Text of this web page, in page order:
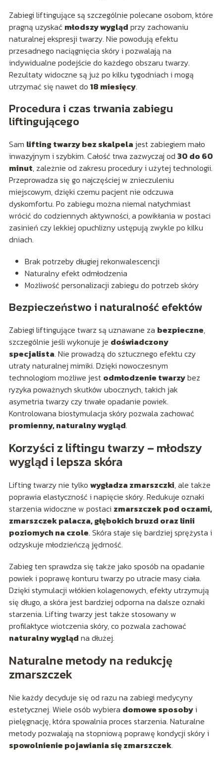
Zabiegi liftingujące są szczególnie polecane osobom, które
pragną uzyskać młodszy wygląd przy zachowaniu
naturalnej ekspresji twarzy. Nie powodują efektu
przesadnego naciągnięcia skóry i pozwalają na
indywidualne podejście do każdego obszaru twarzy.
Rezultaty widoczne są już po kilku tygodniach i mogą
utrzymać się nawet do 18 miesięcy.
Procedura i czas trwania zabiegu
liftingującego
Sam lifting twarzy bez skalpela jest zabiegiem mało
inwazyjnym i szybkim. Całość trwa zazwyczaj od 30 do 60
minut, zależnie od zakresu procedury i użytej technologii.
Przeprowadza się go najczęściej w znieczuleniu
miejscowym, dzięki czemu pacjent nie odczuwa
dyskomfortu. Po zabiegu można niemal natychmiast
wrócić do codziennych aktywności, a powikłania w postaci
zasinień czy lekkiej opuchlizny ustępują zwykle po kilku
dniach.
Brak potrzeby długiej rekonwalescencji
Naturalny efekt odmłodzenia
Możliwość personalizacji zabiegu do potrzeb skóry
Bezpieczeństwo i naturalność efektów
Zabiegi liftingujące twarz są uznawane za bezpieczne,
szczególnie jeśli wykonuje je doświadczony
specjalista. Nie prowadzą do sztucznego efektu czy
utraty naturalnej mimiki. Dzięki nowoczesnym
technologiom możliwe jest odmłodzenie twarzybez
ryzyka poważnych skutków ubocznych, takich jak
asymetria twarzy czy trwałe opadanie powiek.
Kontrolowana biostymulacja skóry pozwala zachować
promienny, naturalny wygląd.
Korzyści z liftingu twarzy – młodszy
wygląd i lepsza skóra
Lifting twarzy nie tylko wygładza zmarszczki, ale także
poprawia elastyczność i napięcie skóry. Redukuje oznaki
starzenia widoczne w postaci zmarszczek pod oczami,
zmarszczek palacza, głębokich bruzd oraz linii
poziomych na czole. Skóra staje się bardziej sprężysta i
odzyskuje młodzieńczą jędrność.
Zabieg ten sprawdza się także jako sposób na opadanie
powiek i poprawę konturu twarzy po utracie masy ciała.
Dzięki stymulacji włókien kolagenowych, efekty utrzymują
się długo, a skóra jest bardziej odporna na dalsze oznaki
starzenia. Lifting twarzy jest także stosowany w
profilaktyce wiotczenia skóry, co pozwala zachować
naturalny wygląd na dłużej.
Naturalne metody na redukcję
zmarszczek
Nie każdy decyduje się od razu na zabiegi medycyny
estetycznej. Wiele osób wybiera domowe sposobyi
pielęgnację, która spowalnia proces starzenia. Naturalne
metody pozwalają na stopniową poprawę kondycji skóry i
spowolnienie pojawiania się zmarszczek.